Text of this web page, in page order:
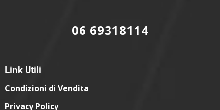
06 69318114
Link Utili
Condizioni di Vendita
Privacy Policy